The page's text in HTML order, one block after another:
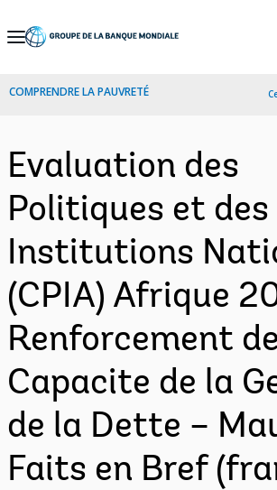
Skip
Navigation
COMPRENDRE LA PAUVRETÉ
Evaluation des
Politiques et des
Institutions
(CPIA) Afrique
Renforcement
Capacite de la
de la Dette –
Faits en Bref